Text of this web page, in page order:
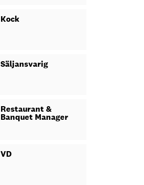
Kock
Säljansvarig
Restaurant &
Banquet Manager
VD